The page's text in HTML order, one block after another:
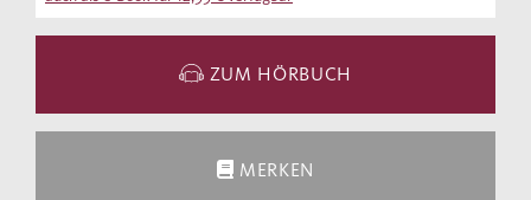
verwandelt hat. Auf seine einfühlsame,
sympathische Art porträtiert Per J.
faszinierende Land und nimmt seine Leser
mit auf eine Abenteuerreise quer durch
ZUM HÖRBUCH
MERKEN